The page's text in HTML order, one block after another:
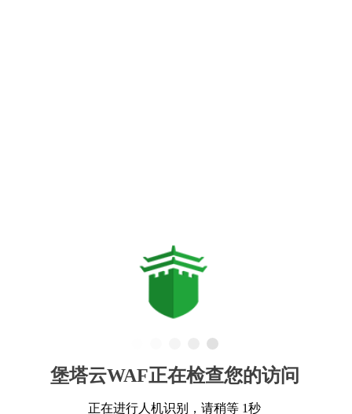
堡塔云WAF正在检查您的访问
正在进行人机识别，请稍等 1秒